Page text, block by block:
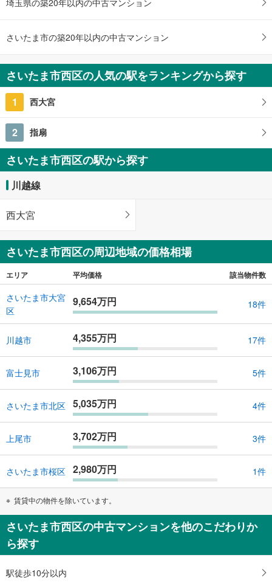
さいたま市の築20年以内の中古マンション
さいたま市西区の人気の駅をランキングから探す
1 西大宮
2 指扇
さいたま市西区の駅から探す
川越線
西大宮
さいたま市西区の周辺地域の価格相場
エリア 平均価格 該当物件数
さいたま市大宮
区
9,654万円 18件
川越市 4,355万円 17件
富士見市 3,106万円 5件
さいたま市北区 5,035万円 4件
上尾市 3,702万円 3件
さいたま市桜区 2,980万円 1件
賃貸中の物件を除いています。
さいたま市西区の中古マンションを他のこだわりか
ら探す
駅徒歩10分以内